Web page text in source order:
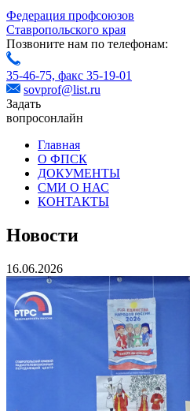
Федерация профсоюзов
Ставропольского края
Позвоните нам по телефонам:
35-46-75, факс 35-19-01
sovprof@list.ru
Задать
вопросонлайн
Главная
О ФПСК
ДОКУМЕНТЫ
СМИ О НАС
КОНТАКТЫ
Новости
16.06.2026